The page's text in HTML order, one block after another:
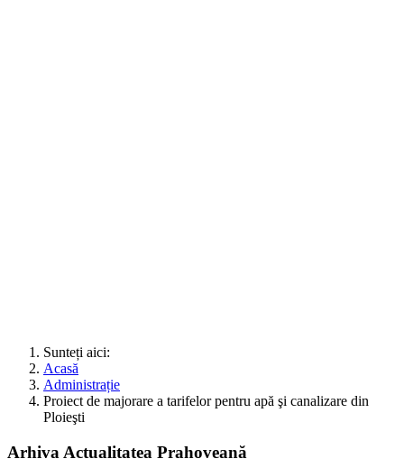
Sunteți aici:
Acasă
Administrație
Proiect de majorare a tarifelor pentru apă şi canalizare din
Ploieşti
Arhiva Actualitatea Prahoveană